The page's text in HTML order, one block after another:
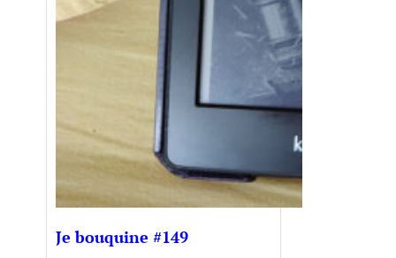
Je bouquine #149